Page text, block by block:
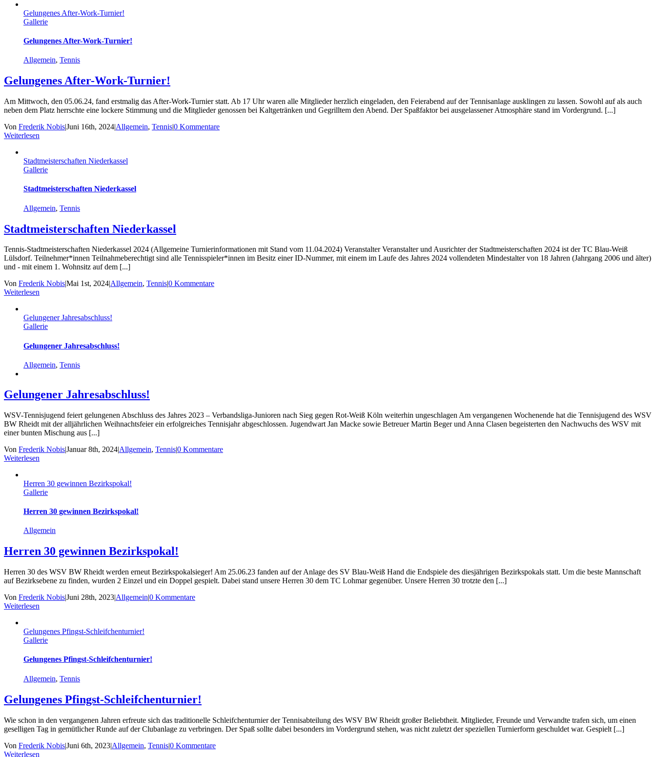
Gelungenes After-Work-Turnier!
Gallerie
Gelungenes After-Work-Turnier!
Allgemein, Tennis
Gelungenes After-Work-Turnier!
Am Mittwoch, den 05.06.24, fand erstmalig das After-Work-Turnier statt. Ab 17 Uhr waren alle Mitglieder herzlich eingeladen, den Feierabend auf der Tennisanlage ausklingen zu lassen. Sowohl auf als auch
neben dem Platz herrschte eine lockere Stimmung und die Mitglieder genossen bei Kaltgetränken und Gegrilltem den Abend. Der Spaßfaktor bei ausgelassener Atmosphäre stand im Vordergrund. [...]
Von Frederik Nobis|Juni 16th, 2024|Allgemein, Tennis|0 Kommentare
Weiterlesen
Stadtmeisterschaften Niederkassel
Gallerie
Stadtmeisterschaften Niederkassel
Allgemein, Tennis
Stadtmeisterschaften Niederkassel
Tennis-Stadtmeisterschaften Niederkassel 2024 (Allgemeine Turnierinformationen mit Stand vom 11.04.2024) Veranstalter Veranstalter und Ausrichter der Stadtmeisterschaften 2024 ist der TC Blau-Weiß
Lülsdorf. Teilnehmer*innen Teilnahmeberechtigt sind alle Tennisspieler*innen im Besitz einer ID-Nummer, mit einem im Laufe des Jahres 2024 vollendeten Mindestalter von 18 Jahren (Jahrgang 2006 und älter)
und - mit einem 1. Wohnsitz auf dem [...]
Von Frederik NobisMai 1st, 2024Allgemein, Tennis0 Kommentare
Weiterlesen
Gelungener Jahresabschluss!
Gallerie
Gelungener Jahresabschluss!
Allgemein, Tennis
Gelungener Jahresabschluss!
WSV-Tennisjugend feiert gelungenen Abschluss des Jahres 2023 – Verbandsliga-Junioren nach Sieg gegen Rot-Weiß Köln weiterhin ungeschlagen Am vergangenen Wochenende hat die Tennisjugend des WSV
BW Rheidt mit der alljährlichen Weihnachtsfeier ein erfolgreiches Tennisjahr abgeschlossen. Jugendwart Jan Macke sowie Betreuer Martin Beger und Anna Clasen begeisterten den Nachwuchs des WSV mit
einer bunten Mischung aus [...]
Von Frederik Nobis|Januar 8th, 2024|Allgemein, Tennis|0 Kommentare
Weiterlesen
Herren 30 gewinnen Bezirkspokal!
Gallerie
Herren 30 gewinnen Bezirkspokal!
Allgemein
Herren 30 gewinnen Bezirkspokal!
Herren 30 des WSV BW Rheidt werden erneut Bezirkspokalsieger! Am 25.06.23 fanden auf der Anlage des SV Blau-Weiß Hand die Endspiele des diesjährigen Bezirkspokals statt. Um die beste Mannschaft
auf Bezirksebene zu finden, wurden 2 Einzel und ein Doppel gespielt. Dabei stand unsere Herren 30 dem TC Lohmar gegenüber. Unsere Herren 30 trotzte den [...]
Von Frederik Nobis|Juni 28th, 2023|Allgemein|0 Kommentare
Weiterlesen
Gelungenes Pfingst-Schleifchenturnier!
Gallerie
Gelungenes Pfingst-Schleifchenturnier!
Allgemein, Tennis
Gelungenes Pfingst-Schleifchenturnier!
Wie schon in den vergangenen Jahren erfreute sich das traditionelle Schleifchenturnier der Tennisabteilung des WSV BW Rheidt großer Beliebtheit. Mitglieder, Freunde und Verwandte trafen sich, um einen
geselligen Tag in gemütlicher Runde auf der Clubanlage zu verbringen. Der Spaß sollte dabei besonders im Vordergrund stehen, was nicht zuletzt der speziellen Turnierform geschuldet war. Gespielt [...]
Von Frederik Nobis|Juni 6th, 2023|Allgemein, Tennis|0 Kommentare
Weiterlesen